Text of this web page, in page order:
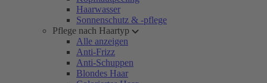
Haarwasser
Sonnenschutz & -pflege
Pflege nach Haartyp
Alle anzeigen
Anti-Frizz
Anti-Schuppen
Blondes Haar